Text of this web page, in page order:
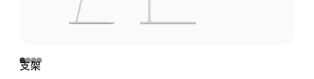
支架